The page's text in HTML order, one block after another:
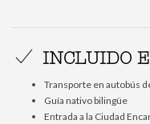
INCLUIDO
Transporte en autobús
Guía nativo bilingüe
Entrada a la Ciudad